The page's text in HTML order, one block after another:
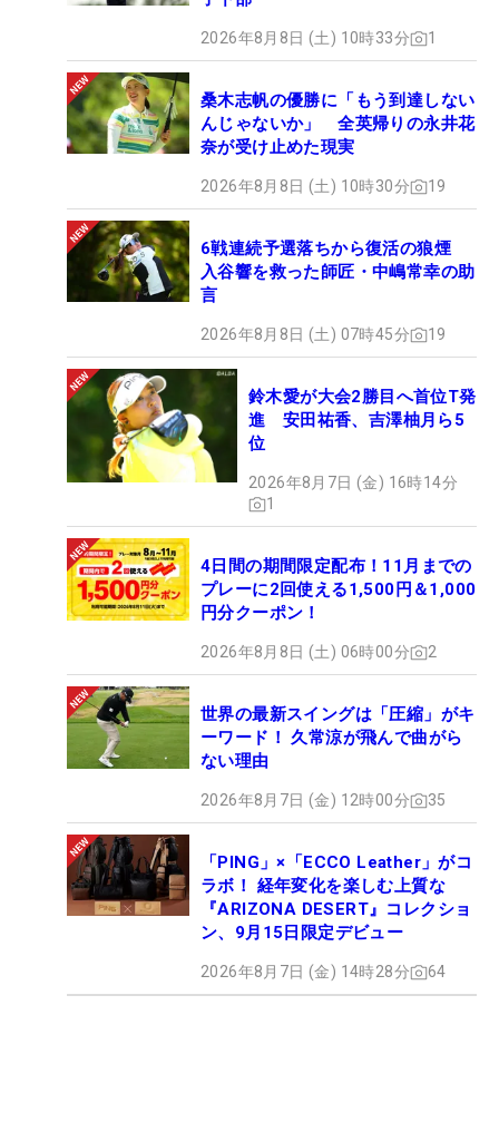
余念がなかった。大会には救急救命士が2名来てお
り、「その方たちが周りを見ながらギャラリープラ
ザとか、この周りを歩いています」と選手の体調管
理ももちろん、来場されたギャラリーのケアも忘れ
ていなかった。
そのかいもあってか、4日間で2万703人の観客が訪
れたが、救急車で運ばれたひとはいなかった。棄権
した選手は6名でたものの、経口補水液や、凍った
水、氷の準備がされていたこともあり、今大会を制
ながら、笑顔ものぞかせる余裕を残していた。
まだまだ、女子ツアー夏の陣は、はじまったばか
り。「大東建託・いい部屋ネットレディス」（24～
27日）と「北海道 meijiカップ」（8月8～10日）の
間には、一週間の“夏休み”もあるが、大東建託の福
岡など、厳しい暑さと戦う場所での大会もまだ残っ
ている。北海道3試合や、長野といった避暑地での
試合も多いが、夏を避けられたのはいつの話か。異
常な暑さに見舞われるかもしれない。
ギャラリーの分まで、大量の日陰テントなどが用意
されても不思議ではない、現在の日本の猛暑ぶり。
今後の各大会でも、さまざまな工夫が見られるかも
しれない。健康第一。ツアー、大会一丸となり、安
全なツアーが続くことを願いたい。（文・高木彩
2026年8月8日 (土) 10時33分 1
桑木志帆の優勝に「もう到達しない
んじゃないか」 全英帰りの永井花
奈が受け止めた現実
2026年8月8日 (土) 10時30分 19
6戦連続予選落ちから復活の狼煙
入谷響を救った師匠・中嶋常幸の助
言
2026年8月8日 (土) 07時45分 19
鈴木愛が大会2勝目へ首位T発
進 安田祐香、吉澤柚月ら5
位
2026年8月7日 (金) 16時14分
1
4日間の期間限定配布！11月までの
プレーに2回使える1,500円＆1,000
円分クーポン！
2026年8月8日 (土) 06時00分 2
世界の最新スイングは「圧縮」がキ
ーワード！ 久常涼が飛んで曲がら
ない理由
2026年8月7日 (金) 12時00分 35
「PING」×「ECCO Leather」がコ
ラボ！ 経年変化を楽しむ上質な
『ARIZONA DESERT』コレクショ
ン、9月15日限定デビュー
2026年8月7日 (金) 14時28分 64